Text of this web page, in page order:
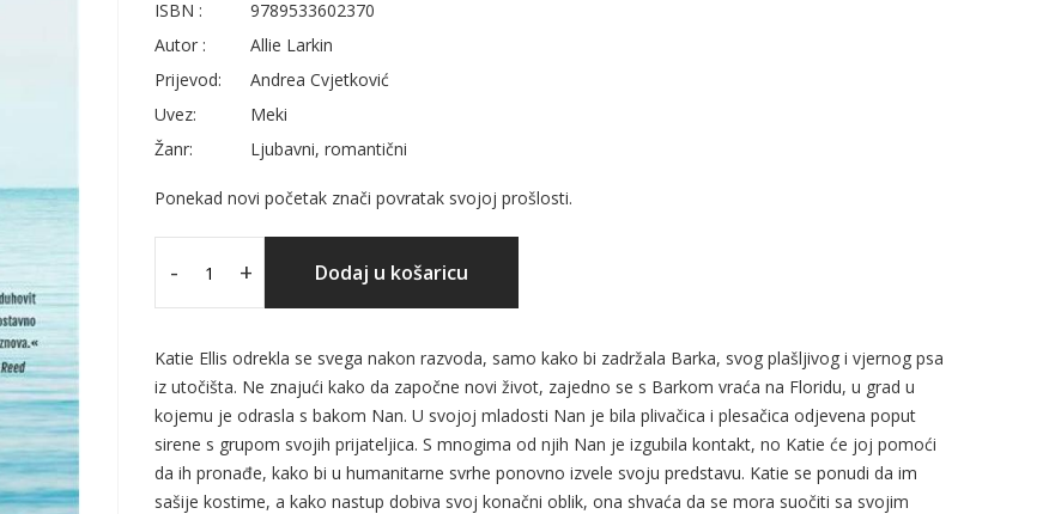
ISBN :
9789533602370
Autor :
Allie Larkin
Prijevod:
Andrea Cvjetković
Uvez:
Meki
Žanr:
Ljubavni, romantični
Ponekad novi početak znači povratak svojoj prošlosti.
- + Dodaj u košaricu
Katie Ellis odrekla se svega nakon razvoda, samo kako bi zadržala Barka, svog plašljivog i vjernog psa
iz utočišta. Ne znajući kako da započne novi život, zajedno se s Barkom vraća na Floridu, u grad u
kojemu je odrasla s bakom Nan. U svojoj mladosti Nan je bila plivačica i plesačica odjevena poput
sirene s grupom svojih prijateljica. S mnogima od njih Nan je izgubila kontakt, no Katie će joj pomoći
da ih pronađe, kako bi u humanitarne svrhe ponovno izvele svoju predstavu. Katie se ponudi da im
sašije kostime, a kako nastup dobiva svoj konačni oblik, ona shvaća da se mora suočiti sa svojim